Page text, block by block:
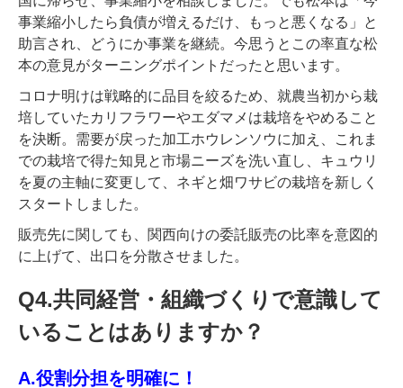
事業縮小したら負債が増えるだけ、もっと悪くなる」と
助言され、どうにか事業を継続。今思うとこの率直な松
本の意見がターニングポイントだったと思います。
コロナ明けは戦略的に品目を絞るため、就農当初から栽
培していたカリフラワーやエダマメは栽培をやめること
を決断。需要が戻った加工ホウレンソウに加え、これま
での栽培で得た知見と市場ニーズを洗い直し、キュウリ
を夏の主軸に変更して、ネギと畑ワサビの栽培を新しく
スタートしました。
販売先に関しても、関西向けの委託販売の比率を意図的
に上げて、出口を分散させました。
Q4.共同経営・組織づくりで意識して
いることはありますか？
A.役割分担を明確に！